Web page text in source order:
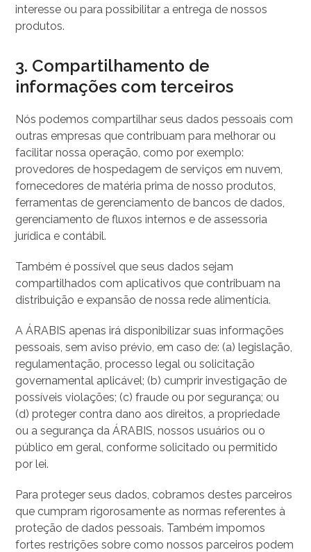
interesse ou para possibilitar a entrega de nossos
produtos.
3. Compartilhamento de
informações com terceiros
Nós podemos compartilhar seus dados pessoais com
outras empresas que contribuam para melhorar ou
facilitar nossa operação, como por exemplo:
provedores de hospedagem de serviços em nuvem,
fornecedores de matéria prima de nosso produtos,
ferramentas de gerenciamento de bancos de dados,
gerenciamento de fluxos internos e de assessoria
jurídica e contábil.
Também é possível que seus dados sejam
compartilhados com aplicativos que contribuam na
distribuição e expansão de nossa rede alimentícia.
A ÁRABIS apenas irá disponibilizar suas informações
pessoais, sem aviso prévio, em caso de: (a) legislação,
regulamentação, processo legal ou solicitação
governamental aplicável; (b) cumprir investigação de
possíveis violações; (c) fraude ou por segurança; ou
(d) proteger contra dano aos direitos, a propriedade
ou a segurança da ÁRABIS, nossos usuários ou o
público em geral, conforme solicitado ou permitido
por lei.
Para proteger seus dados, cobramos destes parceiros
que cumpram rigorosamente as normas referentes à
proteção de dados pessoais. Também impomos
fortes restrições sobre como nossos parceiros podem